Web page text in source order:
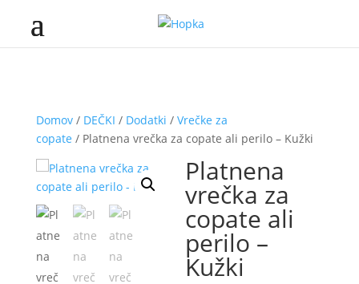
Domov/ DEČKI / Dodatki / Vrečke za
copate / Platnena vrečka za copate ali perilo – Kužki
Platnena
vrečka za
copate ali
perilo –
Kužki